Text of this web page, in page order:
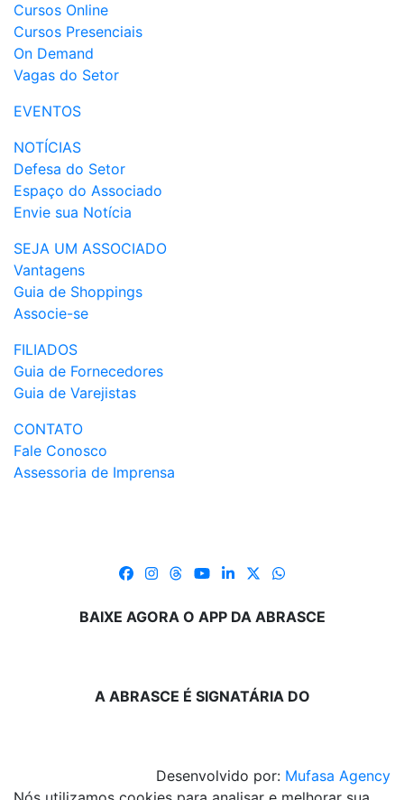
Cursos Online
Cursos Presenciais
On Demand
Vagas do Setor
EVENTOS
NOTÍCIAS
Defesa do Setor
Espaço do Associado
Envie sua Notícia
SEJA UM ASSOCIADO
Vantagens
Guia de Shoppings
Associe-se
FILIADOS
Guia de Fornecedores
Guia de Varejistas
CONTATO
Fale Conosco
Assessoria de Imprensa
BAIXE AGORA O APP DA ABRASCE
A ABRASCE É SIGNATÁRIA DO
Desenvolvido por: Mufasa Agency